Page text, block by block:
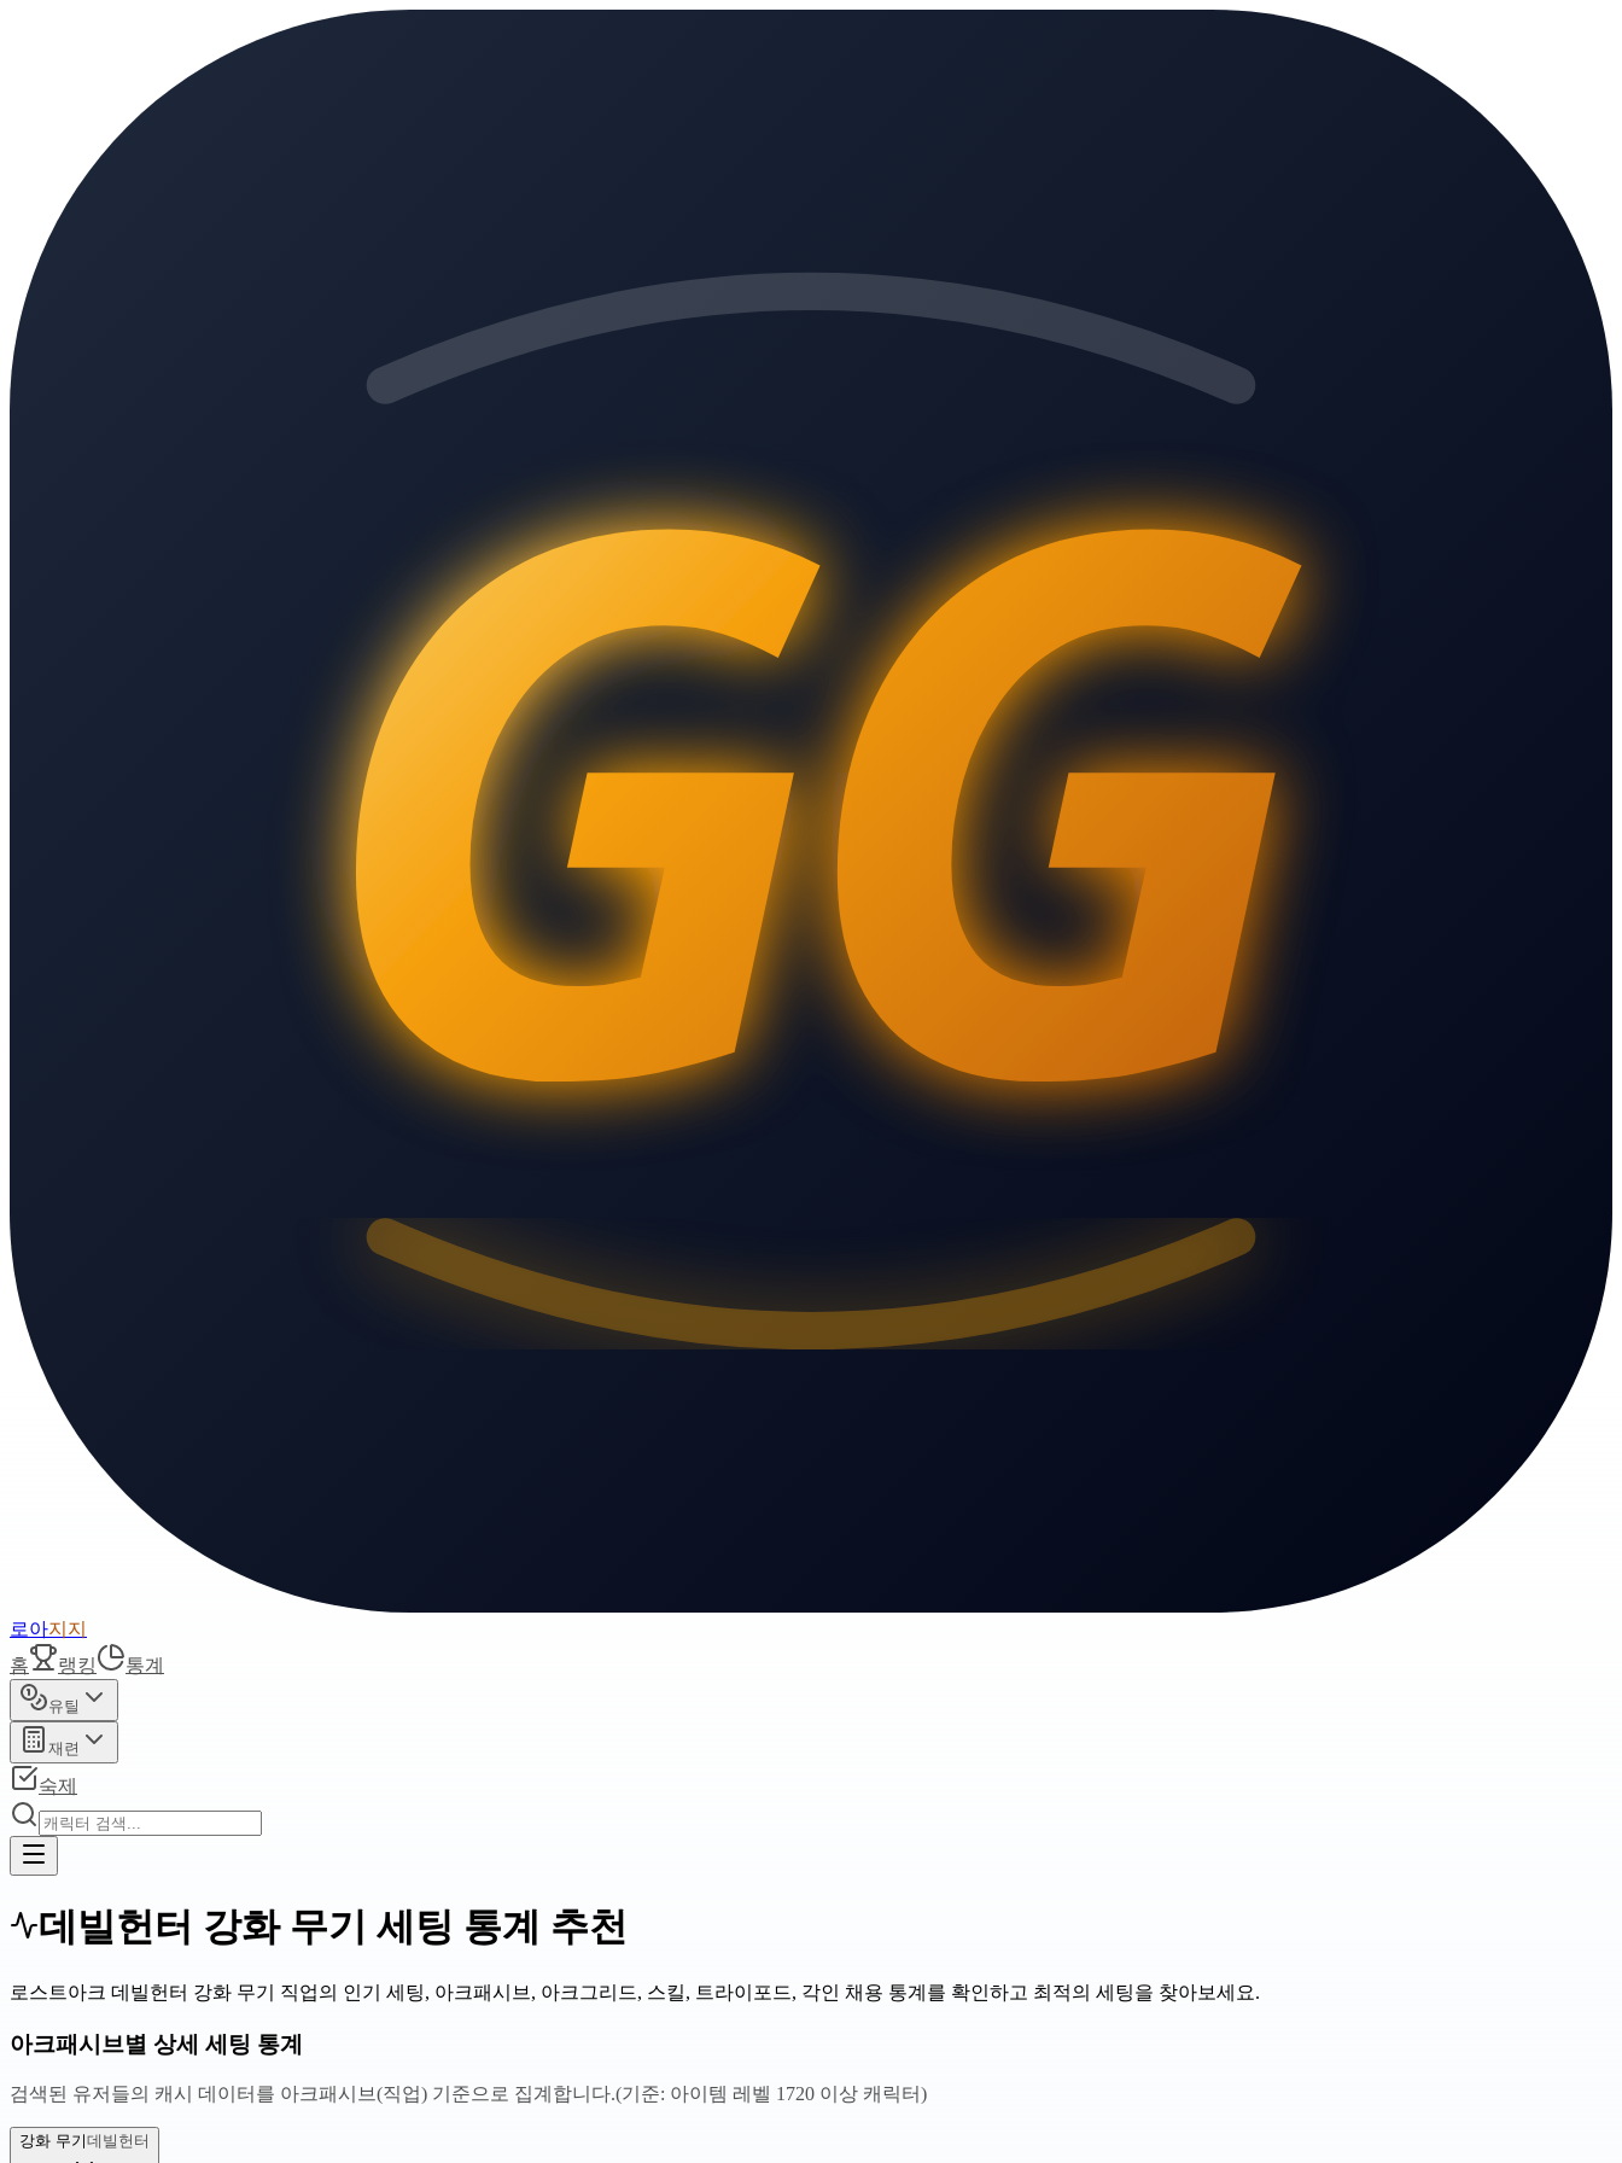
로아지지
홈
랭킹 통계
유틸
재련
숙제
데빌헌터 강화 무기 세팅 통계 추천
로스트아크 데빌헌터 강화 무기 직업의 인기 세팅, 아크패시브, 아크그리드, 스킬, 트라이포드, 각인 채용 통계를 확인하고 최적의 세팅을 찾아보세요.
아크패시브별 상세 세팅 통계
검색된 유저들의 캐시 데이터를 아크패시브(직업) 기준으로 집계합니다.(기준: 아이템 레벨 1720 이상 캐릭터)
강화 무기데빌헌터